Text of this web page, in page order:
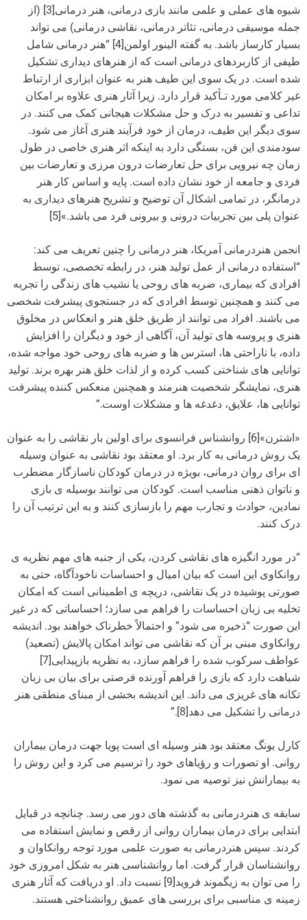
شیوه های عملی و علمی مانند بازی درمانی، هنر درمانی[3] (از
جمله موسیقی درمانی، تئاتر درمانی، نقاشی درمانی) می تواند
بسیار کارساز باشد. به گفته الینور اولمن[4] “هنر درمانی شامل
طیفی از کاربردهای درمانی است که از هنرهای دیداری تشکیل
شده است. در یک سوی این طیف هنر به عنوان ابزاری از ارتباط
غیر کلامی مورد تـأکید قرار دارد. زیرا آثار هنری علاوه بر امکان
تداعی و تفسیر به درک و حل مشکلات هیجانی کمک می کنند. در
سوی دیگر این طیف، درمان از خود فرآیند هنری آغاز می شود.
سودمندی این فن، بستگی دارد به اینکه اثر هنری خاصی در طول
زمان چه نیرویی برای حل تعارضات درون مرزی و تعارضات بین
فردی و جامعه از خود نشان داده است. پایه و اساس کار هنر
درمانگر، در تمامی اشکال آن توضیح و تشریح هنرهای دیداری به
عنوان پلی بین تجربیات درونی و بیرونی فرد می باشد.»[5]
انجمن هنردرمانی آمریکا، هنر درمانی را چنین تعریف می کند:
“استفاده درمانی از عمل تولید هنر، در رابطه تخصصی، توسط
افرادی که بیماری، ضربه های روحی یا نشیب های زندگی را تجربه
می کنند و همچنین توسط افرادی که در جستجوی پیشرفت شخصی
می باشند. افراد می توانند از طریق خلق هنر و انعکاس در مخلوق
هنری و پروسه های تولید آن، آگاهی از خود و دیگران را افزایش
داده، با ناراحتی ها، استرس ها و ضربه های روحی خود مواجه شده،
توانایی های شناختی کسب کرده و از لذات خلق هنر بهره برند. تولید
هنری، نمایشگر شخصیت هنرمند و همچنین منعکس کننده پیشرفت
توانایی ها، علایق، دغدغه ها و مشکلات اوست.”
«اشترن»[6] روانشناس فرانسوی برای اولین بار نقاشی را به عنوان
یک روش درمانی به کار برد. او معتقد بود نقاشی به عنوان وسیله
ای برای روان درمانی، بویژه در درمان کودکان ناسازگار مضطرب
و ناتوان ذهنی مناسب است. کودکان می توانند بوسیله ی بازی
نمادین، حوادث و تجارب مهم را بازسازی کنند و به این ترتیب آن را
درک کنند.
“در مورد انگیزه های نقاشی کردن، یکی از جنبه های مهم نظریه ی
روانکاوی این است که بیان امیال و احساسات ناخودآگاه، حتی به
صورتی پوشیده در یک نقاشی، دریچه ی اطمینانی است که امکان
تخلیه بی زبان احساسات را فراهم می سازد؛ احساساتی که در غیر
این صورت “ذخیره می شود” و احتمالاً خطرناک خواهند بود. اندیشه
روانکاوی مبنی بر آن که نقاشی می تواند امکان پالایش (تصعید)
عواطف سرکوب شده را فراهم سازد، به نظریه بازپیدایی[7]
شباهت دارد که بازی را فراهم آورنده فرصتی برای بیان بی زبان
تکانه های غریزی می داند. این اندیشه بخشی از مبنای منطقی هنر
درمانی را تشکیل می دهد[8].”
کارل یونگ معتقد بود هنر وسیله ای است پویا جهت درمان بیماران
روانی. او تصورات و رؤیاهای خود را ترسیم می کرد و این روش را
به بیمارانش نیز توصیه می نمود.
سابقه ی هنردرمانی به گذشته های دور می رسد. چنانچه در قبایل
ابتدایی برای درمان بیماران روانی از رقص و نمایش استفاده می
کردند. سپس هنردرمانی به صورت علمی مورد توجه روانکاوان و
روانشناسان قرار گرفت. اما روانشناسی هنر به شکل امروزی خود
را می توان به زیگموند فروید[9] نسبت داد. او دریافت که آثار هنری
زمینه ی مناسبی برای بررسی های عمیق روانشناختی هستند.